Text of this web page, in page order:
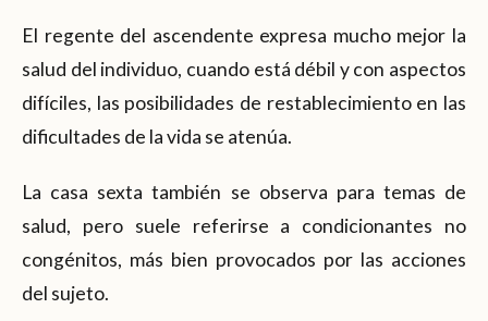
El regente del ascendente expresa mucho mejor la
salud del individuo, cuando está débil y con aspectos
difíciles, las posibilidades de restablecimiento en las
dificultades de la vida se atenúa.
La casa sexta también se observa para temas de
salud, pero suele referirse a condicionantes no
congénitos, más bien provocados por las acciones
del sujeto.